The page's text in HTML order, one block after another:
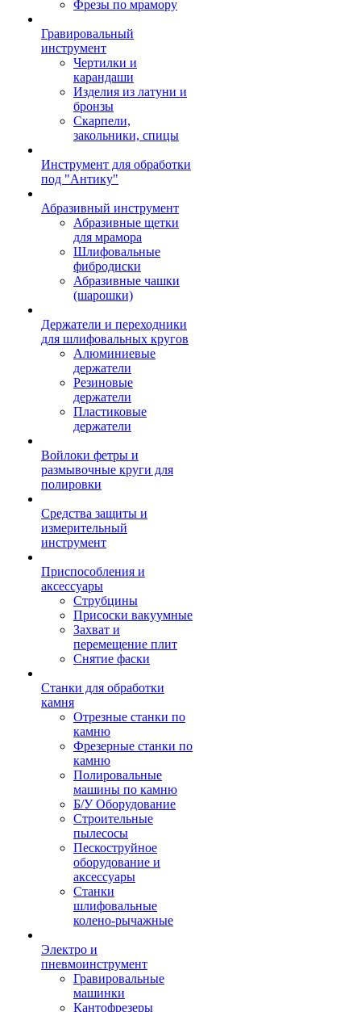
Фрезы по мрамору
Гравировальный
инструмент
Чертилки и
карандаши
Изделия из латуни и
бронзы
Скарпели,
закольники, спицы
Инструмент для обработки
под "Антику"
Абразивный инструмент
Абразивные щетки
для мрамора
Шлифовальные
фибродиски
Абразивные чашки
(шарошки)
Держатели и переходники
для шлифовальных кругов
Алюминиевые
держатели
Резиновые
держатели
Пластиковые
держатели
Войлоки фетры и
размывочные круги для
полировки
Средства защиты и
измерительный
инструмент
Приспособления и
аксессуары
Струбцины
Присоски вакуумные
Захват и
перемещение плит
Снятие фаски
Станки для обработки
камня
Отрезные станки по
камню
Фрезерные станки по
камню
Полировальные
машины по камню
Б/У Оборудование
Строительные
пылесосы
Пескоструйное
оборудование и
аксессуары
Станки
шлифовальные
колено-рычажные
Электро и
пневмоинструмент
Гравировальные
машинки
Кантофрезеры